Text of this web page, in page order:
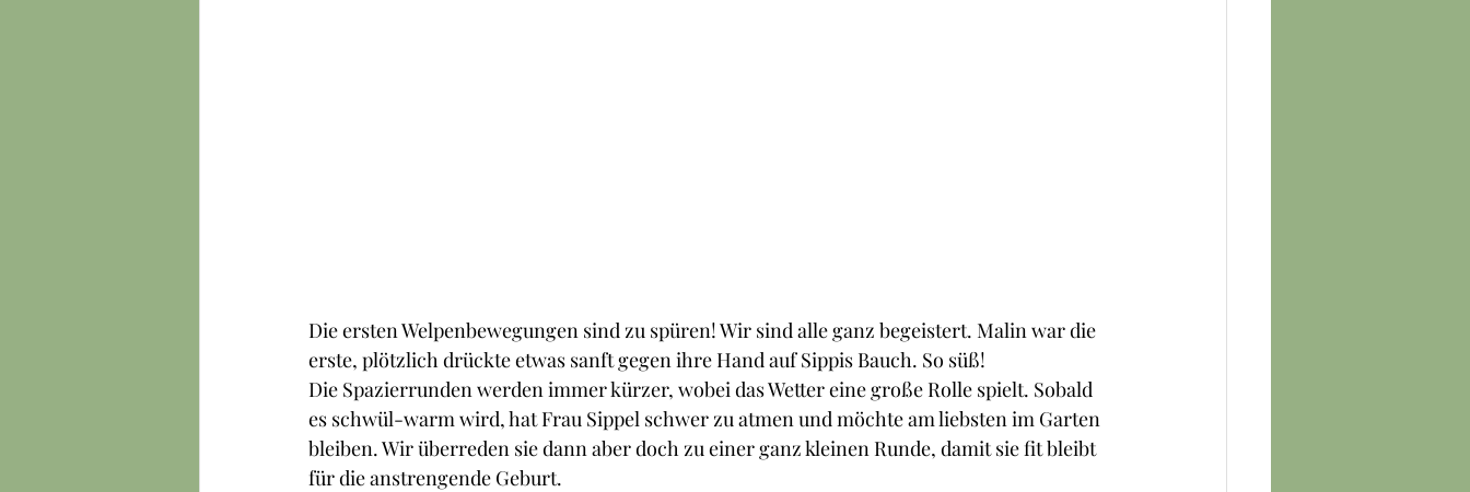
Die ersten Welpenbewegungen sind zu spüren! Wir sind alle ganz begeistert. Malin war die
erste, plötzlich drückte etwas sanft gegen ihre Hand auf Sippis Bauch. So süß!
Die Spazierrunden werden immer kürzer, wobei das Wetter eine große Rolle spielt. Sobald
es schwül-warm wird, hat Frau Sippel schwer zu atmen und möchte am liebsten im Garten
bleiben. Wir überreden sie dann aber doch zu einer ganz kleinen Runde, damit sie fit bleibt
für die anstrengende Geburt.